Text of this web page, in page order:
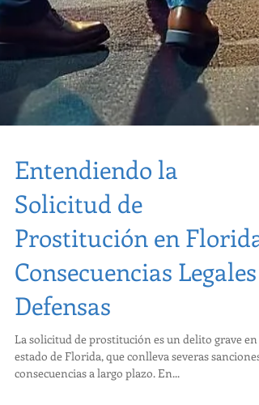
Entendiendo la
Solicitud de
Prostitución en Florida:
Consecuencias Legales y